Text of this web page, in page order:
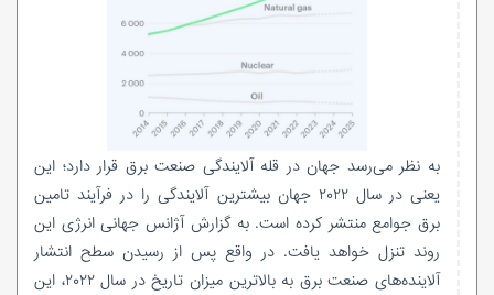
به نظر می‌رسد جهان در قله آلایندگی صنعت برق قرار دارد؛ این
یعنی در سال ۲۰۲۲ جهان بیشترین آلایندگی را در فرآیند تامین
برق جوامع منتشر کرده است. به گزارش آژانس جهانی انرژی این
روند تنزل خواهد یافت. در واقع پس از رسیدن سطح انتشار
آلاینده‌‌‌های صنعت برق به بالاترین میزان تاریخ در سال ۲۰۲۲، این